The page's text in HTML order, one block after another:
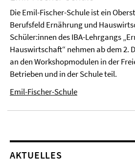
Die Emil-Fischer-Schule ist ein
Berufsfeld Ernährung und
Schüler:innen des IBA-Lehrgangs
Hauswirtschaft“ nehmen ab dem 2.
an den Workshopmodulen in der
Betrieben und in der Schule teil.
Emil-Fischer-Schule
AKTUELLES